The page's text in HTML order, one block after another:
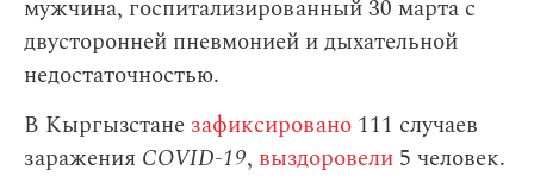
мужчина, госпитализированный 30 марта с
двусторонней пневмонией и дыхательной
недостаточностью.
В Кыргызстане зафиксировано 111 случаев
заражения СOVID-19, выздоровели 5 человек.